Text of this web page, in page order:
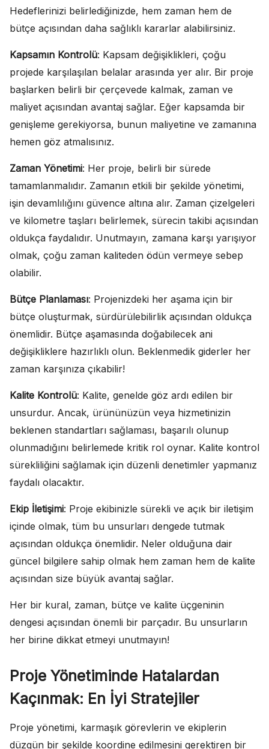
Hedeflerinizi belirlediğinizde, hem zaman hem de
bütçe açısından daha sağlıklı kararlar alabilirsiniz.
Kapsamın Kontrolü: Kapsam değişiklikleri, çoğu
projede karşılaşılan belalar arasında yer alır. Bir proje
başlarken belirli bir çerçevede kalmak, zaman ve
maliyet açısından avantaj sağlar. Eğer kapsamda bir
genişleme gerekiyorsa, bunun maliyetine ve zamanına
hemen göz atmalısınız.
Zaman Yönetimi: Her proje, belirli bir sürede
tamamlanmalıdır. Zamanın etkili bir şekilde yönetimi,
işin devamlılığını güvence altına alır. Zaman çizelgeleri
ve kilometre taşları belirlemek, sürecin takibi açısından
oldukça faydalıdır. Unutmayın, zamana karşı yarışıyor
olmak, çoğu zaman kaliteden ödün vermeye sebep
olabilir.
Bütçe Planlaması: Projenizdeki her aşama için bir
bütçe oluşturmak, sürdürülebilirlik açısından oldukça
önemlidir. Bütçe aşamasında doğabilecek ani
değişikliklere hazırlıklı olun. Beklenmedik giderler her
zaman karşınıza çıkabilir!
Kalite Kontrolü: Kalite, genelde göz ardı edilen bir
unsurdur. Ancak, ürününüzün veya hizmetinizin
beklenen standartları sağlaması, başarılı olunup
olunmadığını belirlemede kritik rol oynar. Kalite kontrol
sürekliliğini sağlamak için düzenli denetimler yapmanız
faydalı olacaktır.
Ekip İletişimi: Proje ekibinizle sürekli ve açık bir iletişim
içinde olmak, tüm bu unsurları dengede tutmak
açısından oldukça önemlidir. Neler olduğuna dair
güncel bilgilere sahip olmak hem zaman hem de kalite
açısından size büyük avantaj sağlar.
Her bir kural, zaman, bütçe ve kalite üçgeninin
dengesi açısından önemli bir parçadır. Bu unsurların
her birine dikkat etmeyi unutmayın!
Proje Yönetiminde Hatalardan
Kaçınmak: En İyi Stratejiler
Proje yönetimi, karmaşık görevlerin ve ekiplerin
düzgün bir şekilde koordine edilmesini gerektiren bir